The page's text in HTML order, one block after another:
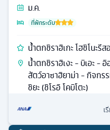
ม.ค.
ที่พักระดับ
น้ำตกชิราฮิเกะ โฮชิโนะรี
น้ำตกชิราฮิเงะ - บิเอะ -
สัตว์อาซาฮิยาม่า - กิจกร
ชิยะ (ชิโรอิ โคบิโตะ)
เ